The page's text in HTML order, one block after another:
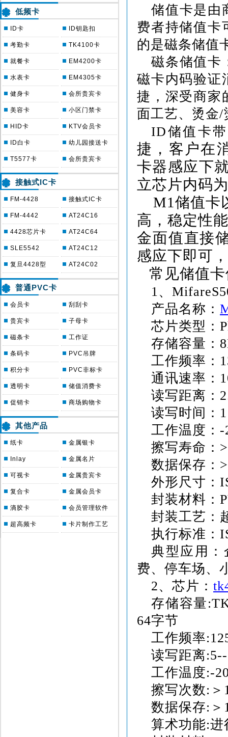
低频卡
ID卡
考勤卡
就餐卡
水表卡
健身卡
美容卡
HID卡
ID白卡
T5577卡
ID钥匙扣
TK4100卡
EM4200卡
EM4305卡
会所贵宾卡
小区门禁卡
KTV会员卡
幼儿园接送卡
会所贵宾卡
接触式IC卡
FM-4428
FM-4442
4428芯片卡
SLE5542
复旦4428型
接触式IC卡
AT24C16
AT24C64
AT24C12
AT24C02
普通PVC卡
会员卡
贵宾卡
磁条卡
条码卡
积分卡
透明卡
促销卡
刮刮卡
子母卡
工作证
PVC吊牌
PVC非标卡
储值消费卡
商场购物卡
其他产品
纸卡
Inlay
可视卡
复合卡
滴胶卡
超高频卡
金属银卡
金属名片
金属贵宾卡
金属会员卡
会员管理软件
卡片制作工艺
储值卡是由
费者持储值卡
的是磁条储值
磁条储值卡
磁卡内码验证
捷，深受商家
面工艺、烫金/
ID储值卡
捷，客户在
卡器感应下
立芯片内码
M1 储值卡
高，稳定性
金面值直接
感应下即可
常见储值
1、
产品名称：
芯片类型：
存储容量：
工作频率：
通讯速率：
读写距离：
读写时间： 1
工作温度： -
擦写寿命：
数据保存：
外形尺寸：
封装材料：
封装工艺：
执行标准：
典型应用：
费、停车场、
2、 芯片：
存储容量
64字节
工作频率
读写距离
工作温度:-
擦写次数: ＞
数据保存: ＞
算术功能:进